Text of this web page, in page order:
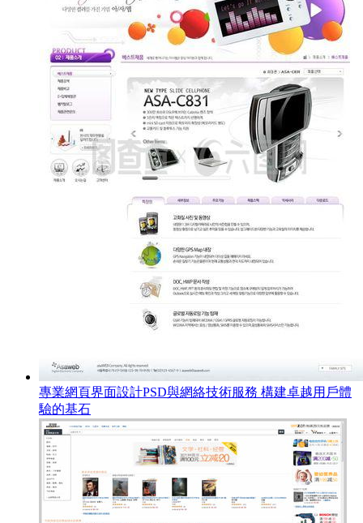
專業網頁界面設計PSD與網絡技術服務 構建卓越用戶體
驗的基石